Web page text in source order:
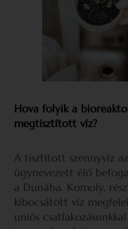
Hova folyik a
megtisztított víz?
A tisztított szennyvíz
úgynevezett élő
a Dunába. Komoly,
kibocsátott víz
uniós